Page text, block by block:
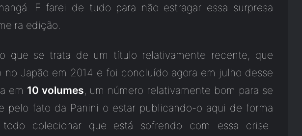
E farei de tudo para não estragar essa surpresa
edição.
que se trata de um título relativamente recente, que
Japão em 2014 e foi concluído agora em julho desse
em 10 volumes, um número relativamente bom para se
pelo fato da Panini o estar publicando-o aqui de forma
colecionar que está sofrendo com essa crise